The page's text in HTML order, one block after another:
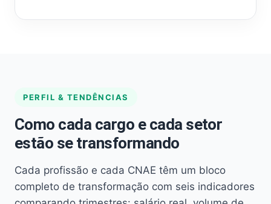
PERFIL & TENDÊNCIAS
Como cada cargo e cada setor
estão se transformando
Cada profissão e cada CNAE têm um bloco
completo de transformação com seis indicadores